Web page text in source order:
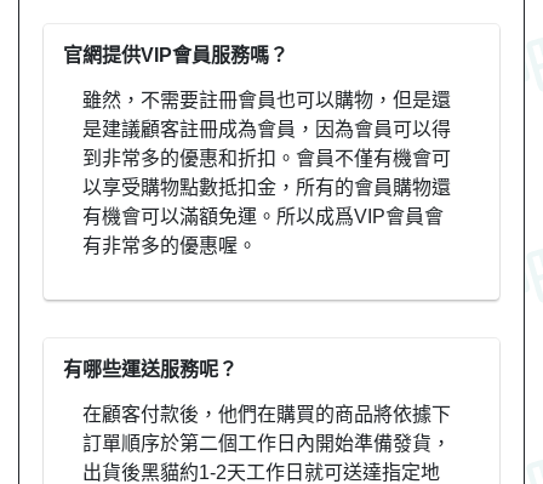
官網提供VIP會員服務嗎？
雖然，不需要註冊會員也可以購物，但是還
是建議顧客註冊成為會員，因為會員可以得
到非常多的優惠和折扣。會員不僅有機會可
以享受購物點數抵扣金，所有的會員購物還
有機會可以滿額免運。所以成爲VIP會員會
有非常多的優惠喔。
有哪些運送服務呢？
在顧客付款後，他們在購買的商品將依據下
訂單順序於第二個工作日內開始準備發貨，
出貨後黑貓約1-2天工作日就可送達指定地